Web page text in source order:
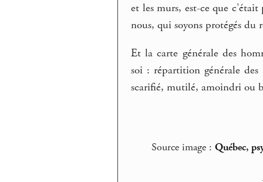
et les murs, est-ce que
nous, qui soyons protégés du
Et la carte générale des
soi : répartition générale
scarifié, mutilé, amoindri ou
Source image : Québec,